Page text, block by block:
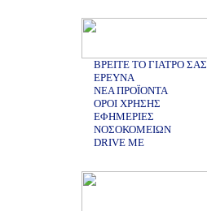
ΒΡΕΙΤΕ ΤΟ ΓΙΑΤΡΟ ΣΑΣ
ΕΡΕΥΝΑ
ΝΕΑ ΠΡΟΪΟΝΤΑ
ΟΡΟΙ ΧΡΗΣΗΣ
ΕΦΗΜΕΡΙΕΣ
ΝΟΣΟΚΟΜΕΙΩΝ
DRIVE ME